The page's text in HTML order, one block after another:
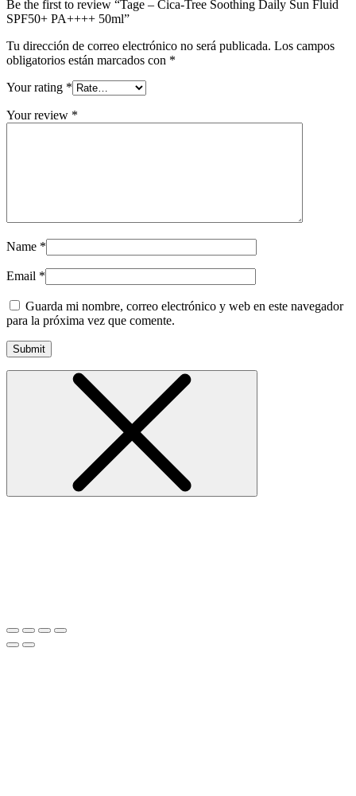
Be the first to review “Tage – Cica-Tree Soothing Daily Sun Fluid
SPF50+ PA++++ 50ml”
Tu dirección de correo electrónico no será publicada. Los campos
obligatorios están marcados con *
Your rating *
Your review *
Name *
Email *
Guarda mi nombre, correo electrónico y web en este navegador
para la próxima vez que comente.